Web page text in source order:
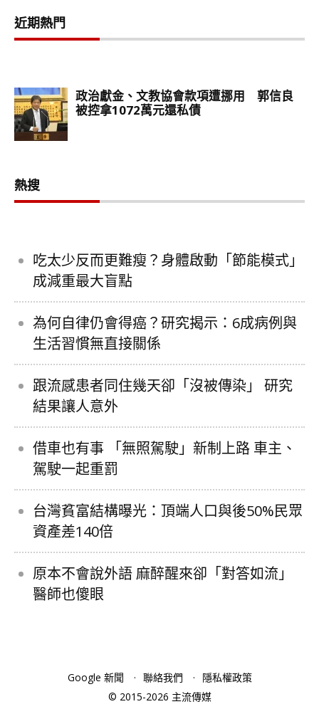
近期熱門
熱搜
吃太少反而更難瘦？身體啟動「節能模式」
成減重最大盲點
為何自律仍會得癌？研究揭示：6成病例與
生活習慣無直接關係
跟流感患者同住幾天卻「沒被傳染」 研究
結果讓人意外
借車也有事 「無照駕駛」新制上路 車主、
駕駛一起重罰
台灣貧富結構曝光：頂端人口與後50%民眾
資產差140倍
原本不會說外語 麻醉醒來卻「對答如流」
醫師也傻眼
Google 新聞 聯絡我們
隱私權政策
© 2015-2026 主流傳媒